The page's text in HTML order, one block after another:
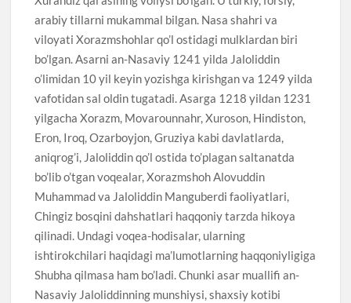
arabiy tillarni mukammal bilgan. Nasa shahri va
viloyati Xorazmshohlar qo’l ostidagi mulklardan biri
bo’lgan. Asarni an-Nasaviy 1241 yilda Jaloliddin
o’limidan 10 yil keyin yozishga kirishgan va 1249 yilda
vafotidan sal oldin tugatadi. Asarga 1218 yildan 1231
yilgacha Xorazm, Movarounnahr, Xuroson, Hindiston,
Eron, Iroq, Ozarboyjon, Gruziya kabi davlatlarda,
aniqrog’i, Jaloliddin qo’l ostida to’plagan saltanatda
bo’lib o’tgan voqealar, Xorazmshoh Alovuddin
Muhammad va Jaloliddin Manguberdi faoliyatlari,
Chingiz bosqini dahshatlari haqqoniy tarzda hikoya
qilinadi. Undagi voqea-hodisalar, ularning
ishtirokchilari haqidagi ma’lumotlarning haqqoniyligiga
Shubha qilmasa ham bo’ladi. Chunki asar muallifi an-
Nasaviy Jaloliddinning munshiysi, shaxsiy kotibi